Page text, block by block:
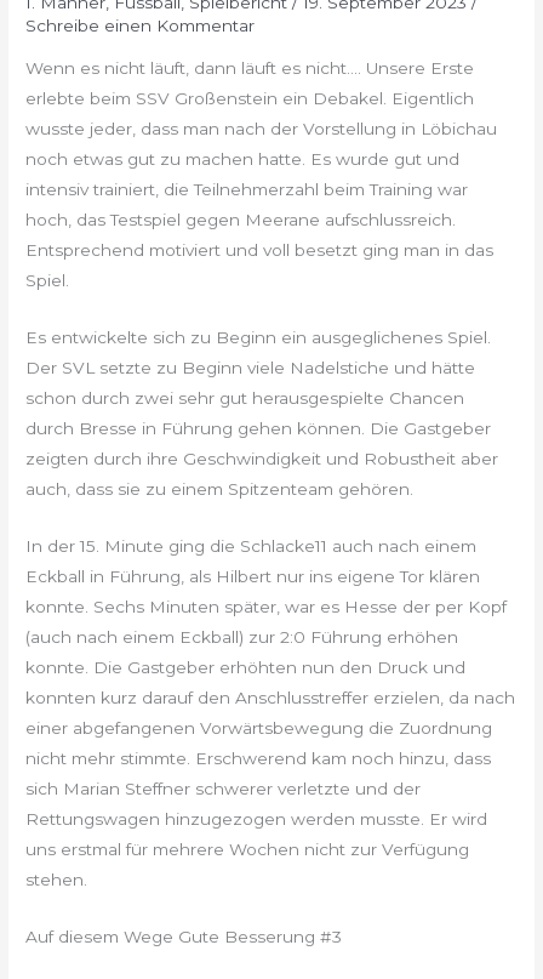
Schreibe einen Kommentar
Wenn es nicht läuft, dann läuft es nicht…. Unsere Erste
erlebte beim SSV Großenstein ein Debakel. Eigentlich
wusste jeder, dass man nach der Vorstellung in Löbichau
noch etwas gut zu machen hatte. Es wurde gut und
intensiv trainiert, die Teilnehmerzahl beim Training war
hoch, das Testspiel gegen Meerane aufschlussreich.
Entsprechend motiviert und voll besetzt ging man in das
Spiel.
Es entwickelte sich zu Beginn ein ausgeglichenes Spiel.
Der SVL setzte zu Beginn viele Nadelstiche und hätte
schon durch zwei sehr gut herausgespielte Chancen
durch Bresse in Führung gehen können. Die Gastgeber
zeigten durch ihre Geschwindigkeit und Robustheit aber
auch, dass sie zu einem Spitzenteam gehören.
In der 15. Minute ging die Schlacke11 auch nach einem
Eckball in Führung, als Hilbert nur ins eigene Tor klären
konnte. Sechs Minuten später, war es Hesse der per Kopf
(auch nach einem Eckball) zur 2:0 Führung erhöhen
konnte. Die Gastgeber erhöhten nun den Druck und
konnten kurz darauf den Anschlusstreffer erzielen, da nach
einer abgefangenen Vorwärtsbewegung die Zuordnung
nicht mehr stimmte. Erschwerend kam noch hinzu, dass
sich Marian Steffner schwerer verletzte und der
Rettungswagen hinzugezogen werden musste. Er wird
uns erstmal für mehrere Wochen nicht zur Verfügung
stehen.
Auf diesem Wege Gute Besserung #3